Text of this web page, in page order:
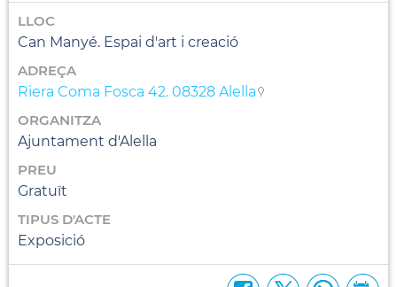
LLOC
Can Manyé. Espai d'art i creació
ADREÇA
Riera Coma Fosca 42. 08328 Alella
ORGANITZA
Ajuntament d'Alella
PREU
Gratuït
TIPUS D'ACTE
Exposició